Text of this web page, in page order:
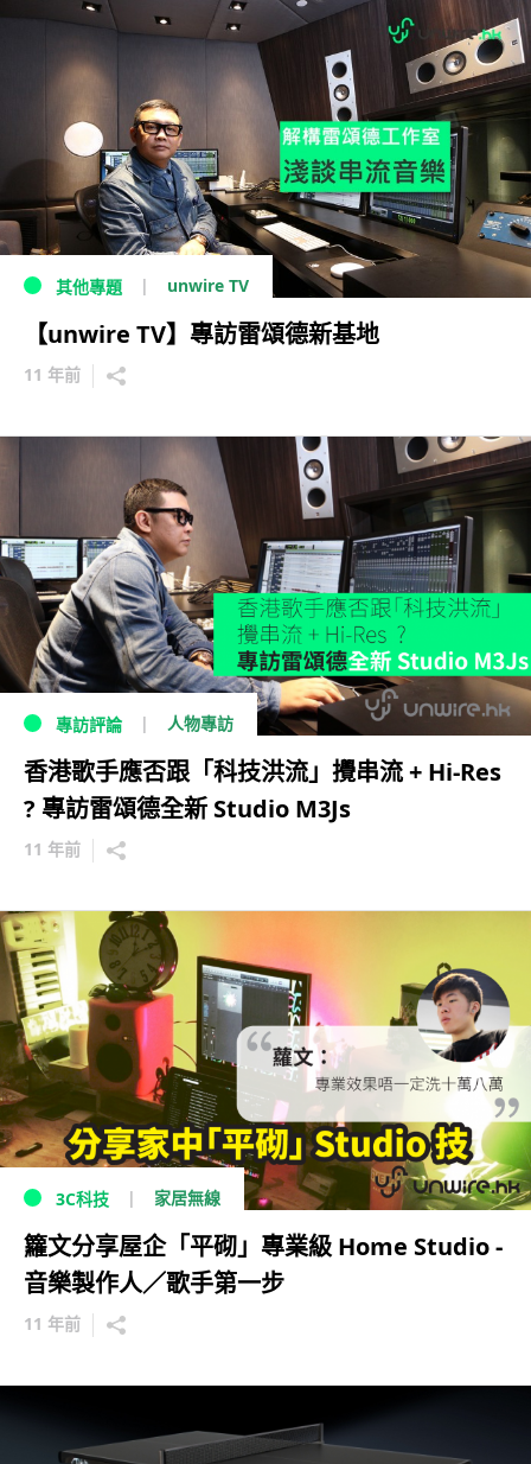
其他專題 unwire TV
【unwire TV】專訪雷頌德新基地
11 年前
專訪評論 人物專訪
香港歌手應否跟「科技洪流」攪串流 + Hi-Res
? 專訪雷頌德全新 Studio M3Js
11 年前
3C科技 家居無線
籮文分享屋企「平砌」專業級 Home Studio -
音樂製作人／歌手第一步
11 年前